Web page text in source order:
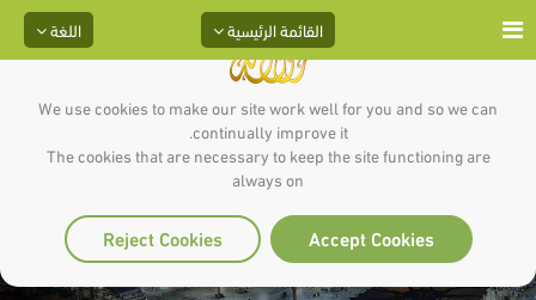
We use cookies to make our site work well for you and so we can
continually improve it.
The cookies that are necessary to keep the site functioning are
always on
Accept Cookies
Reject Cookies
اللغة القائمة الرئيسية
المسجد الاقصى